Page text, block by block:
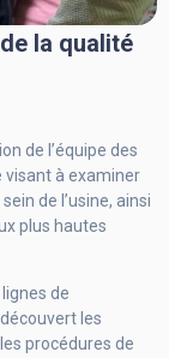
la qualité
de l’équipe des
visant à examiner
de l’usine, ainsi
plus hautes
de
les
procédures de